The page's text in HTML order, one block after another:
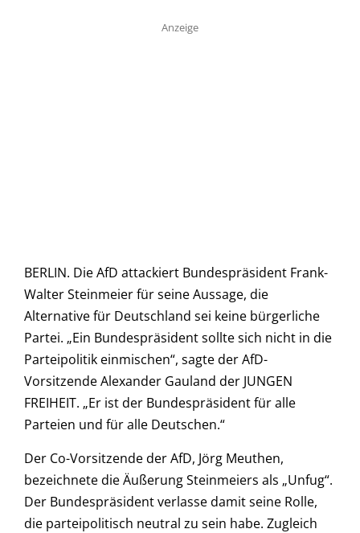
Anzeige
BERLIN. Die AfD attackiert Bundespräsident Frank-
Walter Steinmeier für seine Aussage, die
Alternative für Deutschland sei keine bürgerliche
Partei. „Ein Bundespräsident sollte sich nicht in die
Parteipolitik einmischen“, sagte der AfD-
Vorsitzende Alexander Gauland der JUNGEN
FREIHEIT. „Er ist der Bundespräsident für alle
Parteien und für alle Deutschen.“
Der Co-Vorsitzende der AfD, Jörg Meuthen,
bezeichnete die Äußerung Steinmeiers als „Unfug“.
Der Bundespräsident verlasse damit seine Rolle,
die parteipolitisch neutral zu sein habe. Zugleich